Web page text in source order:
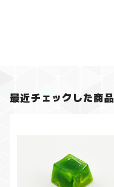
最近チェックした商品